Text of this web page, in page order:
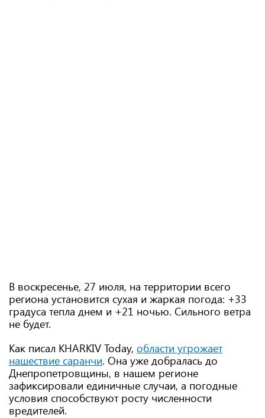
В воскресенье, 27 июля, на территории всего
региона установится сухая и жаркая погода: +33
градуса тепла днем и +21 ночью. Сильного ветра
не будет.
Как писал KHARKIV Today, области угрожает
нашествие саранчи. Она уже добралась до
Днепропетровщины, в нашем регионе
зафиксировали единичные случаи, а погодные
условия способствуют росту численности
вредителей.